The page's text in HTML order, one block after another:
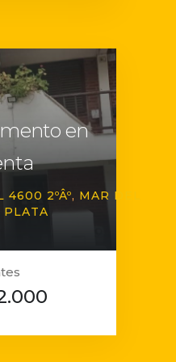
en
4600 2ºÂº
MAR DEL
PLATA